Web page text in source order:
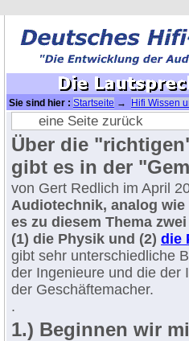
Sie sind hier : Startseite →
Hifi Wissen
Boxen→ Die Lautsprecherkabel (1)
eine Seite zurück
Über die
gibt es in der
von Gert Redlich im April
Audiotechnik, analog
es zu diesem Thema
(1) die Physik und (2) die
gibt sehr unterschiedliche
der Ingenieure und die der
der Geschäftemacher.
.
1.) Beginnen wir